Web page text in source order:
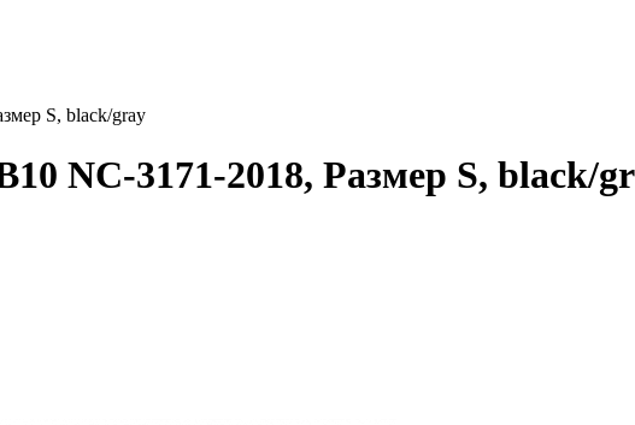
S, black/gray
NC-3171-2018, Размер S, black/